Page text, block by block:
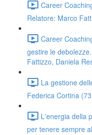
Career
Relatore: Marco
Career
gestire le
Fattizzo, Daniela
La gestione
Federica Cortina
L'energia della
per tenere sempre